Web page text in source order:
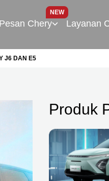
Pesan Chery
NEW
Layanan
J6 DAN E5
Produk